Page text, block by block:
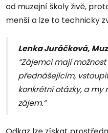
od muzejní školy živě,
menší a lze to technicky
Lenka Juráčková,
“Zájemci mají
přednášejícím,
konkrétní otázky, a
zájem.”